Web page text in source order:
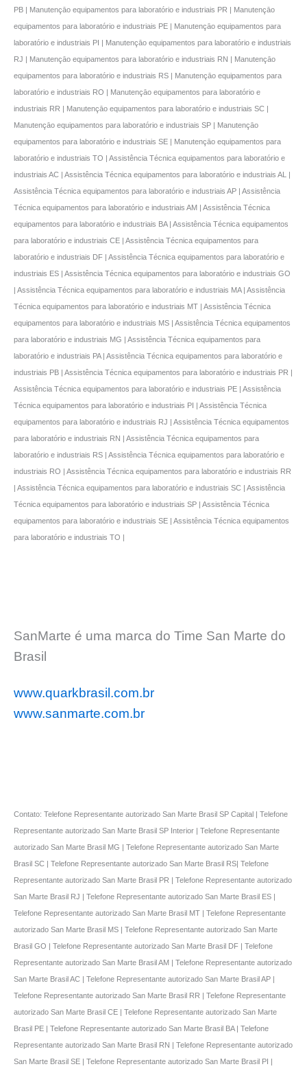
PB | Manutençāo equipamentos para laboratório e industriais PR | Manutençāo
equipamentos para laboratório e industriais PE | Manutençāo equipamentos para
laboratório e industriais PI | Manutençāo equipamentos para laboratório e industriais
RJ | Manutençāo equipamentos para laboratório e industriais RN | Manutençāo
equipamentos para laboratório e industriais RS | Manutençāo equipamentos para
laboratório e industriais RO | Manutençāo equipamentos para laboratório e
industriais RR | Manutençāo equipamentos para laboratório e industriais SC |
Manutençāo equipamentos para laboratório e industriais SP | Manutençāo
equipamentos para laboratório e industriais SE | Manutençāo equipamentos para
laboratório e industriais TO | Assistência Técnica equipamentos para laboratório e
industriais AC | Assistência Técnica equipamentos para laboratório e industriais AL |
Assistência Técnica equipamentos para laboratório e industriais AP | Assistência
Técnica equipamentos para laboratório e industriais AM | Assistência Técnica
equipamentos para laboratório e industriais BA | Assistência Técnica equipamentos
para laboratório e industriais CE | Assistência Técnica equipamentos para
laboratório e industriais DF | Assistência Técnica equipamentos para laboratório e
industriais ES | Assistência Técnica equipamentos para laboratório e industriais GO
| Assistência Técnica equipamentos para laboratório e industriais MA | Assistência
Técnica equipamentos para laboratório e industriais MT | Assistência Técnica
equipamentos para laboratório e industriais MS | Assistência Técnica equipamentos
para laboratório e industriais MG | Assistência Técnica equipamentos para
laboratório e industriais PA | Assistência Técnica equipamentos para laboratório e
industriais PB | Assistência Técnica equipamentos para laboratório e industriais PR |
Assistência Técnica equipamentos para laboratório e industriais PE | Assistência
Técnica equipamentos para laboratório e industriais PI | Assistência Técnica
equipamentos para laboratório e industriais RJ | Assistência Técnica equipamentos
para laboratório e industriais RN | Assistência Técnica equipamentos para
laboratório e industriais RS | Assistência Técnica equipamentos para laboratório e
industriais RO | Assistência Técnica equipamentos para laboratório e industriais RR
| Assistência Técnica equipamentos para laboratório e industriais SC | Assistência
Técnica equipamentos para laboratório e industriais SP | Assistência Técnica
equipamentos para laboratório e industriais SE | Assistência Técnica equipamentos
para laboratório e industriais TO |
SanMarte é uma marca do Time San Marte do
Brasil
www.quarkbrasil.com.br
www.sanmarte.com.br
Contato: Telefone Representante autorizado San Marte Brasil SP Capital | Telefone
Representante autorizado San Marte Brasil SP Interior | Telefone Representante
autorizado San Marte Brasil MG | Telefone Representante autorizado San Marte
Brasil SC | Telefone Representante autorizado San Marte Brasil RS| Telefone
Representante autorizado San Marte Brasil PR | Telefone Representante autorizado
San Marte Brasil RJ | Telefone Representante autorizado San Marte Brasil ES |
Telefone Representante autorizado San Marte Brasil MT | Telefone Representante
autorizado San Marte Brasil MS | Telefone Representante autorizado San Marte
Brasil GO | Telefone Representante autorizado San Marte Brasil DF | Telefone
Representante autorizado San Marte Brasil AM | Telefone Representante autorizado
San Marte Brasil AC | Telefone Representante autorizado San Marte Brasil AP |
Telefone Representante autorizado San Marte Brasil RR | Telefone Representante
autorizado San Marte Brasil CE | Telefone Representante autorizado San Marte
Brasil PE | Telefone Representante autorizado San Marte Brasil BA | Telefone
Representante autorizado San Marte Brasil RN | Telefone Representante autorizado
San Marte Brasil SE | Telefone Representante autorizado San Marte Brasil PI |